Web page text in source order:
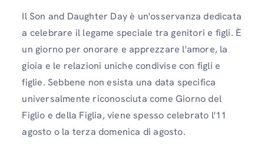
Il Son and Daughter Day è un'osservanza dedicata
a celebrare il legame speciale tra genitori e figli. È
un giorno per onorare e apprezzare l'amore, la
gioia e le relazioni uniche condivise con figli e
figlie. Sebbene non esista una data specifica
universalmente riconosciuta come Giorno del
Figlio e della Figlia, viene spesso celebrato l'11
agosto o la terza domenica di agosto.